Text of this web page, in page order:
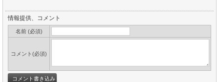
情報提供、コメント
名前 (必須)
コメント(必須)